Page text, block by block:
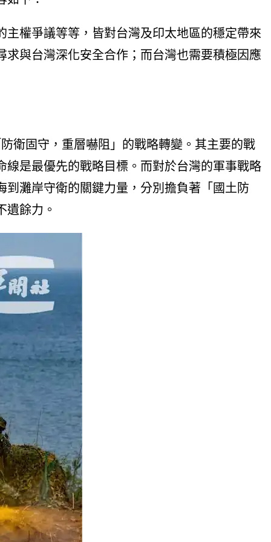
權爭議等等，皆對台灣及印太地區的穩定帶來
與台灣深化安全合作；而台灣也需要積極因應
衛固守，重層嚇阻」的戰略轉變。其主要的戰
是最優先的戰略目標。而對於台灣的軍事戰略
灘岸守衛的關鍵力量，分別擔負著「國土防
遺餘力。